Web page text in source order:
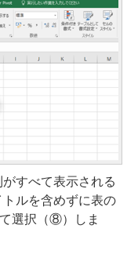
すべて表示される
ルを含めずに表の
選択（⑧）しま